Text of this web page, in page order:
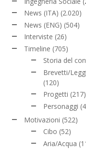
News (ITA) (2.020)
News (ENG) (504)
Interviste (26)
Timeline (705)
Storia del
Brevetti/
(120)
Progetti (217)
Personaggi
Motivazioni (522)
Cibo (52)
Aria/Acqua